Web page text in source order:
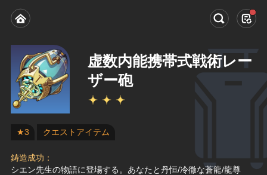
虚数内能携帯式戦術レー
ザー砲
★3 クエストアイテム
鋳造成功：
シエン先生の物語に登場する。あなたと丹恒/冷徹な蒼龍/龍尊